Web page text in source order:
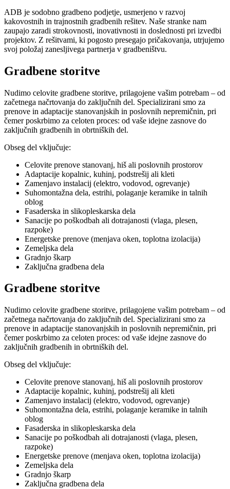
ADB je sodobno gradbeno podjetje, usmerjeno v razvoj
kakovostnih in trajnostnih gradbenih rešitev. Naše stranke nam
zaupajo zaradi strokovnosti, inovativnosti in doslednosti pri izvedbi
projektov. Z rešitvami, ki pogosto presegajo pričakovanja, utrjujemo
svoj položaj zanesljivega partnerja v gradbeništvu.
Gradbene storitve
Nudimo celovite gradbene storitve, prilagojene vašim potrebam – od
začetnega načrtovanja do zaključnih del. Specializirani smo za
prenove in adaptacije stanovanjskih in poslovnih nepremičnin, pri
čemer poskrbimo za celoten proces: od vaše idejne zasnove do
zaključnih gradbenih in obrtniških del.
Obseg del vključuje:
Celovite prenove stanovanj, hiš ali poslovnih prostorov
Adaptacije kopalnic, kuhinj, podstrešij ali kleti
Zamenjavo instalacij (elektro, vodovod, ogrevanje)
Suhomontažna dela, estrihi, polaganje keramike in talnih
oblog
Fasaderska in slikopleskarska dela
Sanacije po poškodbah ali dotrajanosti (vlaga, plesen,
razpoke)
Energetske prenove (menjava oken, toplotna izolacija)
Zemeljska dela
Gradnjo škarp
Zaključna gradbena dela
Gradbene storitve
Nudimo celovite gradbene storitve, prilagojene vašim potrebam – od
začetnega načrtovanja do zaključnih del. Specializirani smo za
prenove in adaptacije stanovanjskih in poslovnih nepremičnin, pri
čemer poskrbimo za celoten proces: od vaše idejne zasnove do
zaključnih gradbenih in obrtniških del.
Obseg del vključuje:
Celovite prenove stanovanj, hiš ali poslovnih prostorov
Adaptacije kopalnic, kuhinj, podstrešij ali kleti
Zamenjavo instalacij (elektro, vodovod, ogrevanje)
Suhomontažna dela, estrihi, polaganje keramike in talnih
oblog
Fasaderska in slikopleskarska dela
Sanacije po poškodbah ali dotrajanosti (vlaga, plesen,
razpoke)
Energetske prenove (menjava oken, toplotna izolacija)
Zemeljska dela
Gradnjo škarp
Zaključna gradbena dela